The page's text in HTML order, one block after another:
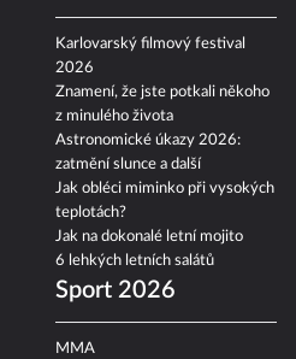
Karlovarský filmový festival
2026
Znamení, že jste potkali někoho
z minulého života
Astronomické úkazy 2026:
zatmění slunce a další
Jak obléci miminko při vysokých
teplotách?
Jak na dokonalé letní mojito
6 lehkých letních salátů
Sport 2026
MMA